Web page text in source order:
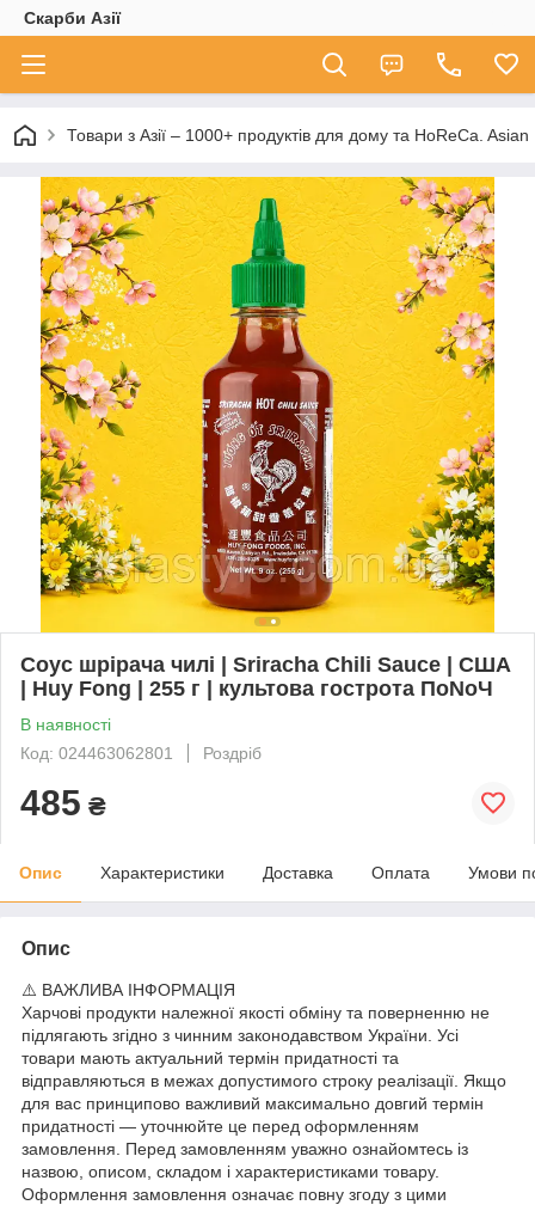
Скарби Азії
Товари з Азії – 1000+ продуктів для дому та HoReCa.
Соус шрірача чилі | Sriracha Chili Sauce | США
| Huy Fong | 255 г | культова гострота ПоNoЧ
В наявності
Код: 024463062801
Роздріб
485 ₴
Опис Характеристики Доставка Оплата Умови
Опис
⚠️ ВАЖЛИВА ІНФОРМАЦІЯ
Харчові продукти належної якості обміну та поверненню не
підлягають згідно з чинним законодавством України. Усі
товари мають актуальний термін придатності та
відправляються в межах допустимого строку реалізації. Якщо
для вас принципово важливий максимально довгий термін
придатності — уточнюйте це перед оформленням
замовлення. Перед замовленням уважно ознайомтесь із
назвою, описом, складом і характеристиками товару.
Оформлення замовлення означає повну згоду з цими